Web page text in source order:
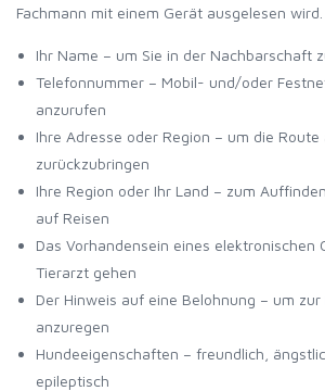
Fachmann mit einem Gerät ausgelesen wird.
Ihr Name – um Sie in der Nachbarschaft
Telefonnummer – Mobil- und/oder
anzurufen
Ihre Adresse oder Region – um die
zurückzubringen
Ihre Region oder Ihr Land – zum
auf Reisen
Das Vorhandensein eines elektronischen
Tierarzt gehen
Der Hinweis auf eine Belohnung – um zur
anzuregen
Hundeeigenschaften – freundlich,
epileptisch